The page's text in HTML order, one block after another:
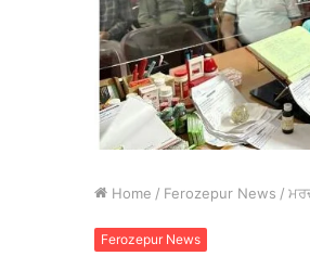
Home / Ferozepur News /
Ferozepur News